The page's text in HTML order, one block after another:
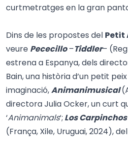
curtmetratges en la gran
Dins de les propostes del Petit
veure Pececillo–Tiddler–
estrena a Espanya, dels
Bain, una història d’un petit
imaginació,Animanimusical
directora Julia Ocker, un curt
‘Animanimals‘; Los Carpinchos
(França, Xile, Uruguai, 2024),